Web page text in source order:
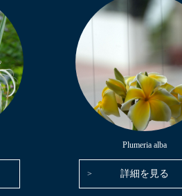
Plumeria alba
詳細を見る